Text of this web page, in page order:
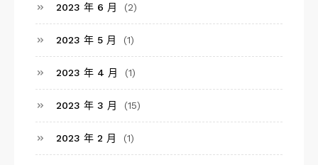
2023 年 6 月 (2)
2023 年 5 月 (1)
2023 年 4 月 (1)
2023 年 3 月 (15)
2023 年 2 月 (1)